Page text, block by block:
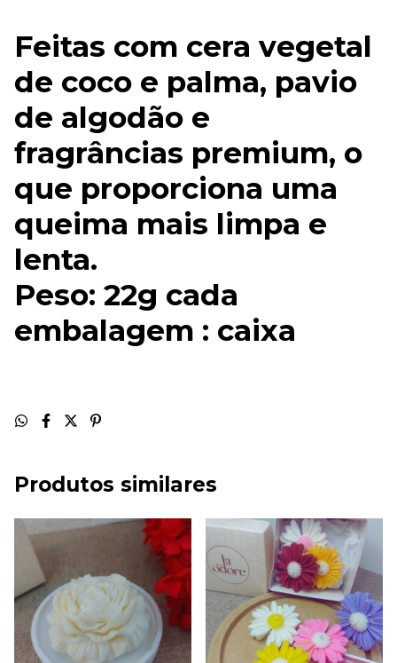
Feitas com cera vegetal
de coco e palma, pavio
de algodão e
fragrâncias premium, o
que proporciona uma
queima mais limpa e
lenta.
Peso: 22g cada
embalagem : caixa
Produtos similares